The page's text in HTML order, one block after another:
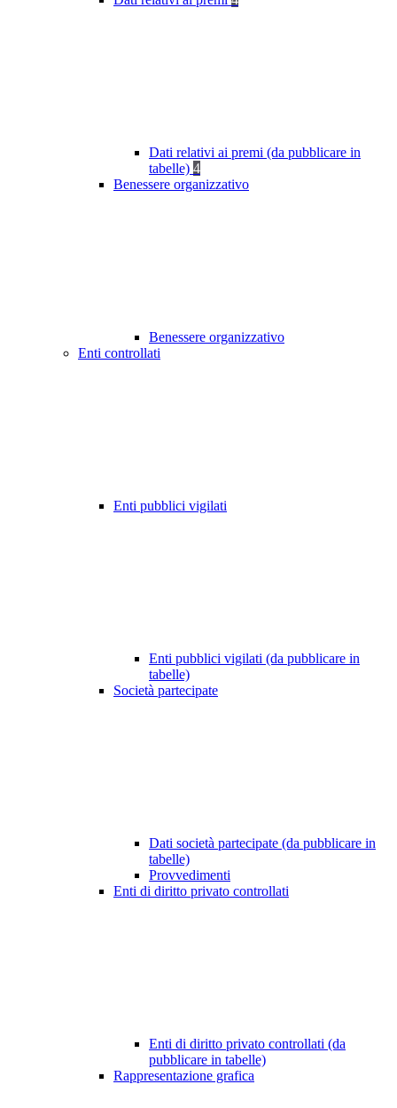
Dati relativi ai premi (da pubblicare in
tabelle) 4
Benessere organizzativo
Benessere organizzativo
Enti controllati
Enti pubblici vigilati
Enti pubblici vigilati (da pubblicare in
tabelle)
Società partecipate
Dati società partecipate (da pubblicare in
tabelle)
Provvedimenti
Enti di diritto privato controllati
Enti di diritto privato controllati (da
pubblicare in tabelle)
Rappresentazione grafica